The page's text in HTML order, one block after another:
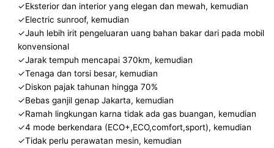
✓Eksterior dan interior yang elegan dan mewah, kemudian
✓Electric sunroof, kemudian
✓Jauh lebih irit pengeluaran uang bahan bakar dari pada mobil
konvensional
✓Jarak tempuh mencapai 370km, kemudian
✓Tenaga dan torsi besar, kemudian
✓Diskon pajak tahunan hingga 70%
✓Bebas ganjil genap Jakarta, kemudian
✓Ramah lingkungan karna tidak ada gas buangan, kemudian
✓4 mode berkendara (ECO+,ECO,comfort,sport), kemudian
✓Tidak perlu perawatan mesin, kemudian